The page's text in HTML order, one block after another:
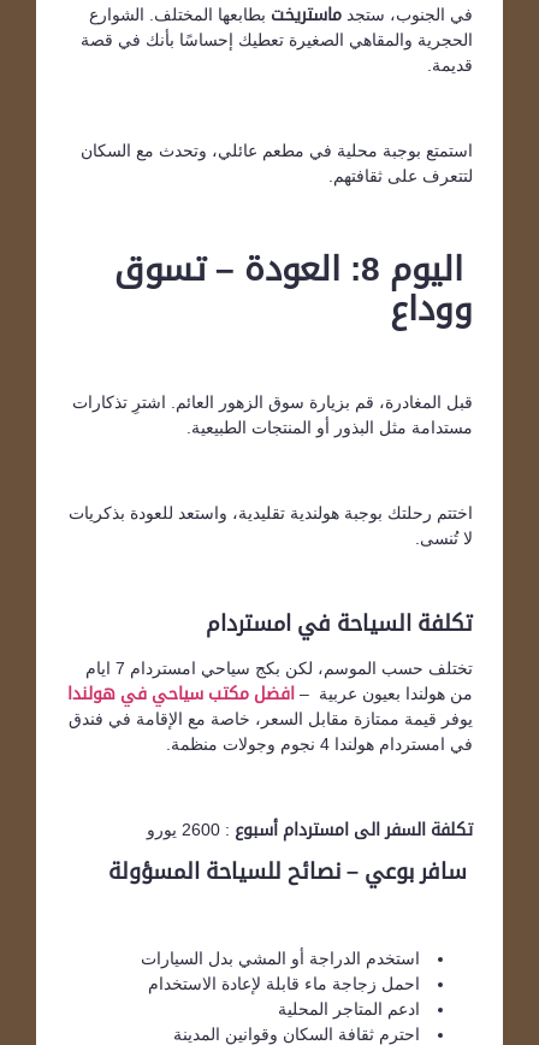
في الجنوب، ستجد ماستريخت بطابعها المختلف. الشوارع
الحجرية والمقاهي الصغيرة تعطيك إحساسًا بأنك في قصة
قديمة.
استمتع بوجبة محلية في مطعم عائلي، وتحدث مع السكان
لتتعرف على ثقافتهم.
اليوم 8: العودة – تسوق
ووداع
قبل المغادرة، قم بزيارة سوق الزهور العائم. اشترِ تذكارات
مستدامة مثل البذور أو المنتجات الطبيعية.
اختتم رحلتك بوجبة هولندية تقليدية، واستعد للعودة بذكريات
لا تُنسى.
تكلفة السياحة في امستردام
تختلف حسب الموسم، لكن بكج سياحي امستردام 7 ايام
من هولندا بعيون عربية – افضل مكتب سياحي في هولندا
يوفر قيمة ممتازة مقابل السعر، خاصة مع الإقامة في فندق
في امستردام هولندا 4 نجوم وجولات منظمة.
تكلفة السفر الى امستردام أسبوع : 2600 يورو
سافر بوعي – نصائح للسياحة المسؤولة
استخدم الدراجة أو المشي بدل السيارات
احمل زجاجة ماء قابلة لإعادة الاستخدام
ادعم المتاجر المحلية
احترم ثقافة السكان وقوانين المدينة